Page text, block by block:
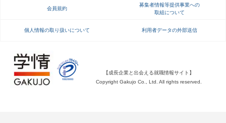
不明点があればこちら
会員規約
募集者情報等提供事業への
取組について
個人情報の取り扱いについて 利用者データの外部送信
【成長企業と出会える就職情報サイト】
Copyright Gakujo Co., Ltd. All rights reserved.